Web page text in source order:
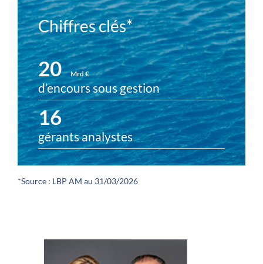
Chiffres clés*
20 Mrd €
d’encours sous gestion
16
gérants analystes
*Source : LBP AM au 31/03/2026